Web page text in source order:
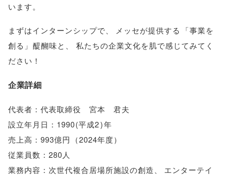
います。
まずはインターンシップで メッセが提供する 「事業を
創る 」 醍醐味と
私たちの企業文化を肌で感じてみてく
ださい！
企業詳細
代表者：代表取締役 宮本 君夫
設立年月日：1990(平成2)年
売上高：993億円 （2024年度）
従業員数：280人
業務内容：次世代複合居場所施設の創造
エンターテイ